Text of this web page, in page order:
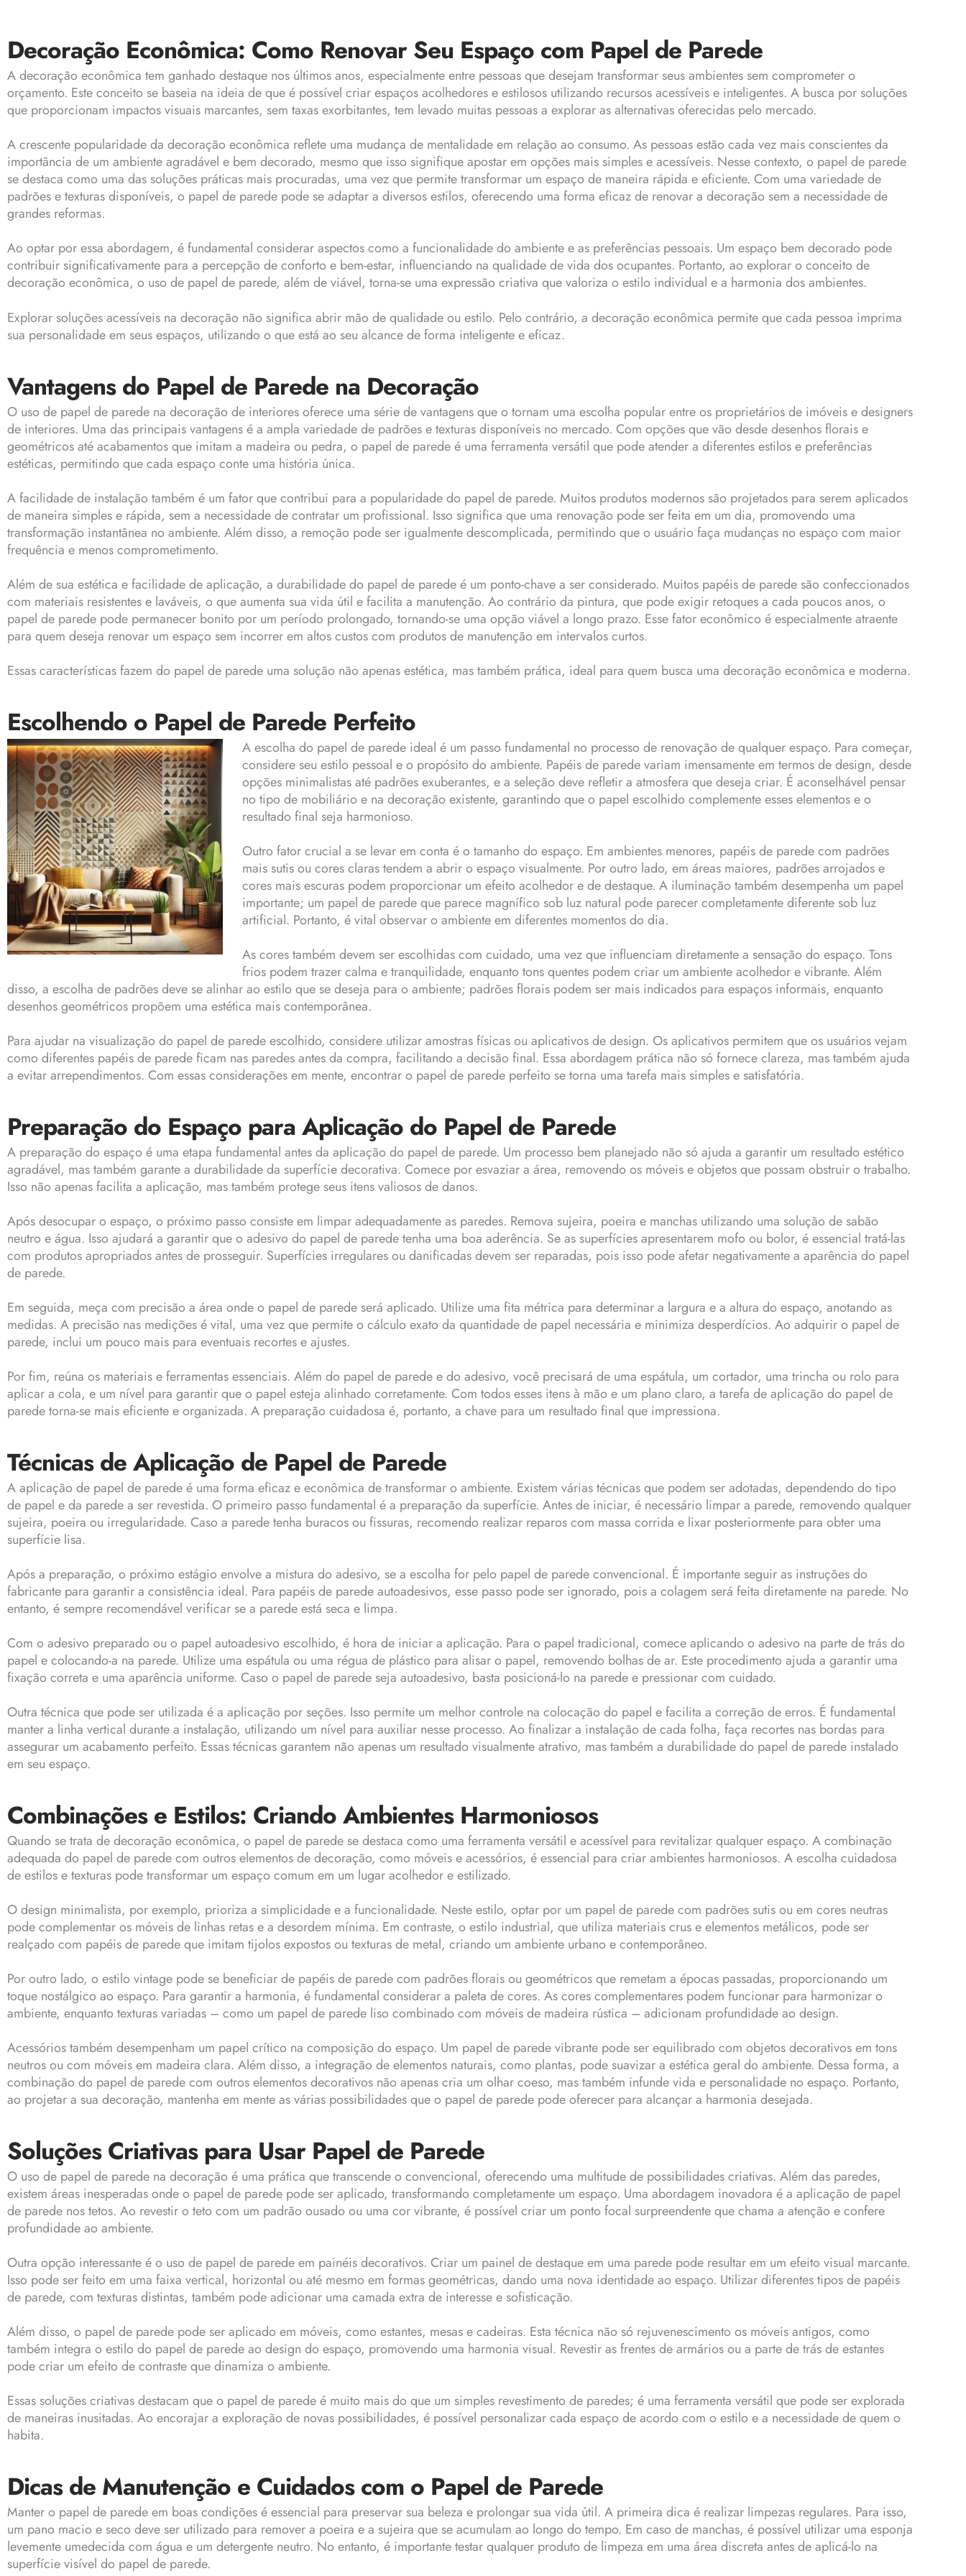
Decoração Econômica: Como Renovar Seu Espaço com Papel de Parede
Adecoração econômica tem ganhado destaque nos últimos anos, especialmente entre pessoas que desejam transformar seus ambientes sem comprometer o
orçamento. Este conceito se baseia na ideia de que é possível criar espaços acolhedores e estilosos utilizando recursos acessíveis e inteligentes. A busca por soluções
que proporcionam impactos visuais marcantes, sem taxas exorbitantes, tem levado muitas pessoas a explorar as alternativas oferecidas pelo mercado.
A crescente popularidade da decoração econômica reflete uma mudança de mentalidade em relação ao consumo. As pessoas estão cada vez mais conscientes da
importância de um ambiente agradável e bem decorado, mesmo que isso signifique apostar em opções mais simples e acessíveis. Nesse contexto, o papel de parede
se destaca como uma das soluções práticas mais procuradas, uma vez que permite transformar um espaço de maneira rápida e eficiente. Com uma variedade de
padrões e texturas disponíveis, o papel de parede pode se adaptar a diversos estilos, oferecendo uma forma eficaz de renovar a decoração sem a necessidade de
grandes reformas.
Ao optar por essa abordagem, é fundamental considerar aspectos como a funcionalidade do ambiente e as preferências pessoais. Um espaço bem decorado pode
contribuir significativamente para a percepção de conforto e bem-estar, influenciando na qualidade de vida dos ocupantes. Portanto, ao explorar o conceito de
decoração econômica, o uso de papel de parede, além de viável, torna-se uma expressão criativa que valoriza o estilo individual e a harmonia dos ambientes.
Explorar soluções acessíveis na decoração não significa abrir mão de qualidade ou estilo. Pelo contrário, a decoração econômica permite que cada pessoa imprima
sua personalidade em seus espaços, utilizando o que está ao seu alcance de forma inteligente e eficaz.
Vantagens do Papel de Parede na Decoração
O uso de papel de parede na decoração de interiores oferece uma série de vantagens que o tornam uma escolha popular entre os proprietários de imóveis e designers
de interiores. Uma das principais vantagens é a ampla variedade de padrões e texturas disponíveis no mercado. Com opções que vão desde desenhos florais e
geométricos até acabamentos que imitam a madeira ou pedra, o papel de parede é uma ferramenta versátil que pode atender a diferentes estilos e preferências
estéticas, permitindo que cada espaço conte uma história única.
A facilidade de instalação também é um fator que contribui para a popularidade do papel de parede. Muitos produtos modernos são projetados para serem aplicados
de maneira simples e rápida, sem a necessidade de contratar um profissional. Isso significa que uma renovação pode ser feita em um dia, promovendo uma
transformação instantânea no ambiente. Além disso, a remoção pode ser igualmente descomplicada, permitindo que o usuário faça mudanças no espaço com maior
frequência e menos comprometimento.
Além de sua estética e facilidade de aplicação, a durabilidade do papel de parede é um ponto-chave a ser considerado. Muitos papéis de parede são confeccionados
com materiais resistentes e laváveis, o que aumenta sua vida útil e facilita a manutenção. Ao contrário da pintura, que pode exigir retoques a cada poucos anos, o
papel de parede pode permanecer bonito por um período prolongado, tornando-se uma opção viável a longo prazo. Esse fator econômico é especialmente atraente
para quem deseja renovar um espaço sem incorrer em altos custos com produtos de manutenção em intervalos curtos.
Essas características fazem do papel de parede uma solução não apenas estética, mas também prática, ideal para quem busca uma decoração econômica e moderna.
Escolhendo o Papel de Parede Perfeito
A escolha do papel de parede ideal é um passo fundamental no processo de renovação de qualquer espaço. Para começar,
considere seu estilo pessoal e o propósito do ambiente. Papéis de parede variam imensamente em termos de design, desde
opções minimalistas até padrões exuberantes, e a seleção deve refletir a atmosfera que deseja criar. É aconselhável pensar
no tipo de mobiliário e na decoração existente, garantindo que o papel escolhido complemente esses elementos e o
resultado final seja harmonioso.
Outro fator crucial a se levar em conta é o tamanho do espaço. Em ambientes menores, papéis de parede com padrões
mais sutis ou cores claras tendem a abrir o espaço visualmente. Por outro lado, em áreas maiores, padrões arrojados e
cores mais escuras podem proporcionar um efeito acolhedor e de destaque. A iluminação também desempenha um papel
importante; um papel de parede que parece magnífico sob luz natural pode parecer completamente diferente sob luz
artificial. Portanto, é vital observar o ambiente em diferentes momentos do dia.
As cores também devem ser escolhidas com cuidado, uma vez que influenciam diretamente a sensação do espaço. Tons
frios podem trazer calma e tranquilidade, enquanto tons quentes podem criar um ambiente acolhedor e vibrante. Além
disso, a escolha de padrões deve se alinhar ao estilo que se deseja para o ambiente; padrões florais podem ser mais indicados para espaços informais, enquanto
desenhos geométricos propõem uma estética mais contemporânea.
Para ajudar na visualização do papel de parede escolhido, considere utilizar amostras físicas ou aplicativos de design. Os aplicativos permitem que os usuários vejam
como diferentes papéis de parede ficam nas paredes antes da compra, facilitando a decisão final. Essa abordagem prática não só fornece clareza, mas também ajuda
a evitar arrependimentos. Com essas considerações em mente, encontrar o papel de parede perfeito se torna uma tarefa mais simples e satisfatória.
Preparação do Espaço para Aplicação do Papel de Parede
A preparação do espaço é uma etapa fundamental antes da aplicação do papel de parede. Um processo bem planejado não só ajuda a garantir um resultado estético
agradável, mas também garante a durabilidade da superfície decorativa. Comece por esvaziar a área, removendo os móveis e objetos que possam obstruir o trabalho.
Isso não apenas facilita a aplicação, mas também protege seus itens valiosos de danos.
Após desocupar o espaço, o próximo passo consiste em limpar adequadamente as paredes. Remova sujeira, poeira e manchas utilizando uma solução de sabão
neutro e água. Isso ajudará a garantir que o adesivo do papel de parede tenha uma boa aderência. Se as superfícies apresentarem mofo ou bolor, é essencial tratá-las
com produtos apropriados antes de prosseguir. Superfícies irregulares ou danificadas devem ser reparadas, pois isso pode afetar negativamente a aparência do papel
de parede.
Em seguida, meça com precisão a área onde o papel de parede será aplicado. Utilize uma fita métrica para determinar a largura e a altura do espaço, anotando as
medidas. A precisão nas medições é vital, uma vez que permite o cálculo exato da quantidade de papel necessária e minimiza desperdícios. Ao adquirir o papel de
parede, inclui um pouco mais para eventuais recortes e ajustes.
Por fim, reúna os materiais e ferramentas essenciais. Além do papel de parede e do adesivo, você precisará de uma espátula, um cortador, uma trincha ou rolo para
aplicar a cola, e um nível para garantir que o papel esteja alinhado corretamente. Com todos esses itens à mão e um plano claro, a tarefa de aplicação do papel de
parede torna-se mais eficiente e organizada. A preparação cuidadosa é, portanto, a chave para um resultado final que impressiona.
Técnicas de Aplicação de Papel de Parede
A aplicação de papel de parede é uma forma eficaz e econômica de transformar o ambiente. Existem várias técnicas que podem ser adotadas, dependendo do tipo
de papel e da parede a ser revestida. O primeiro passo fundamental é a preparação da superfície. Antes de iniciar, é necessário limpar a parede, removendo qualquer
sujeira, poeira ou irregularidade. Caso a parede tenha buracos ou fissuras, recomendo realizar reparos com massa corrida e lixar posteriormente para obter uma
superfície lisa.
Após a preparação, o próximo estágio envolve a mistura do adesivo, se a escolha for pelo papel de parede convencional. É importante seguir as instruções do
fabricante para garantir a consistência ideal. Para papéis de parede autoadesivos, esse passo pode ser ignorado, pois a colagem será feita diretamente na parede. No
entanto, é sempre recomendável verificar se a parede está seca e limpa.
Com o adesivo preparado ou o papel autoadesivo escolhido, é hora de iniciar a aplicação. Para o papel tradicional, comece aplicando o adesivo na parte de trás do
papel e colocando-a na parede. Utilize uma espátula ou uma régua de plástico para alisar o papel, removendo bolhas de ar. Este procedimento ajuda a garantir uma
fixação correta e uma aparência uniforme. Caso o papel de parede seja autoadesivo, basta posicioná-lo na parede e pressionar com cuidado.
Outra técnica que pode ser utilizada é a aplicação por seções. Isso permite um melhor controle na colocação do papel e facilita a correção de erros. É fundamental
manter a linha vertical durante a instalação, utilizando um nível para auxiliar nesse processo. Ao finalizar a instalação de cada folha, faça recortes nas bordas para
assegurar um acabamento perfeito. Essas técnicas garantem não apenas um resultado visualmente atrativo, mas também a durabilidade do papel de parede instalado
em seu espaço.
Combinações e Estilos: Criando Ambientes Harmoniosos
Quando se trata de decoração econômica, o papel de parede se destaca como uma ferramenta versátil e acessível para revitalizar qualquer espaço. A combinação
adequada do papel de parede com outros elementos de decoração, como móveis e acessórios, é essencial para criar ambientes harmoniosos. A escolha cuidadosa
de estilos e texturas pode transformar um espaço comum em um lugar acolhedor e estilizado.
O design minimalista, por exemplo, prioriza a simplicidade e a funcionalidade. Neste estilo, optar por um papel de parede com padrões sutis ou em cores neutras
pode complementar os móveis de linhas retas e a desordem mínima. Em contraste, o estilo industrial, que utiliza materiais crus e elementos metálicos, pode ser
realçado com papéis de parede que imitam tijolos expostos ou texturas de metal, criando um ambiente urbano e contemporâneo.
Por outro lado, o estilo vintage pode se beneficiar de papéis de parede com padrões florais ou geométricos que remetam a épocas passadas, proporcionando um
toque nostálgico ao espaço. Para garantir a harmonia, é fundamental considerar a paleta de cores. As cores complementares podem funcionar para harmonizar o
ambiente, enquanto texturas variadas – como um papel de parede liso combinado com móveis de madeira rústica – adicionam profundidade ao design.
Acessórios também desempenham um papel crítico na composição do espaço. Um papel de parede vibrante pode ser equilibrado com objetos decorativos em tons
neutros ou com móveis em madeira clara. Além disso, a integração de elementos naturais, como plantas, pode suavizar a estética geral do ambiente. Dessa forma, a
combinação do papel de parede com outros elementos decorativos não apenas cria um olhar coeso, mas também infunde vida e personalidade no espaço. Portanto,
ao projetar a sua decoração, mantenha em mente as várias possibilidades que o papel de parede pode oferecer para alcançar a harmonia desejada.
Soluções Criativas para Usar Papel de Parede
O uso de papel de parede na decoração é uma prática que transcende o convencional, oferecendo uma multitude de possibilidades criativas. Além das paredes,
existem áreas inesperadas onde o papel de parede pode ser aplicado, transformando completamente um espaço. Uma abordagem inovadora é a aplicação de papel
de parede nos tetos. Ao revestir o teto com um padrão ousado ou uma cor vibrante, é possível criar um ponto focal surpreendente que chama a atenção e confere
profundidade ao ambiente.
Outra opção interessante é o uso de papel de parede em painéis decorativos. Criar um painel de destaque em uma parede pode resultar em um efeito visual marcante.
Isso pode ser feito em uma faixa vertical, horizontal ou até mesmo em formas geométricas, dando uma nova identidade ao espaço. Utilizar diferentes tipos de papéis
de parede, com texturas distintas, também pode adicionar uma camada extra de interesse e sofisticação.
Além disso, o papel de parede pode ser aplicado em móveis, como estantes, mesas e cadeiras. Esta técnica não só rejuvenescimento os móveis antigos, como
também integra o estilo do papel de parede ao design do espaço, promovendo uma harmonia visual. Revestir as frentes de armários ou a parte de trás de estantes
pode criar um efeito de contraste que dinamiza o ambiente.
Essas soluções criativas destacam que o papel de parede é muito mais do que um simples revestimento de paredes; é uma ferramenta versátil que pode ser explorada
de maneiras inusitadas. Ao encorajar a exploração de novas possibilidades, é possível personalizar cada espaço de acordo com o estilo e a necessidade de quem o
habita.
Dicas de Manutenção e Cuidados com o Papel de Parede
Manter o papel de parede em boas condições é essencial para preservar sua beleza e prolongar sua vida útil. A primeira dica é realizar limpezas regulares. Para isso,
um pano macio e seco deve ser utilizado para remover a poeira e a sujeira que se acumulam ao longo do tempo. Em caso de manchas, é possível utilizar uma esponja
levemente umedecida com água e um detergente neutro. No entanto, é importante testar qualquer produto de limpeza em uma área discreta antes de aplicá-lo na
superfície visível do papel de parede.